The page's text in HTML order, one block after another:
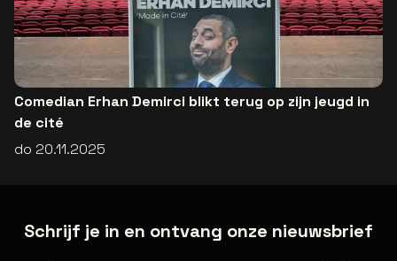
Comedian Erhan Demirci blikt terug op zijn jeugd in
de cité
do 20.11.2025
Schrijf je in en ontvang onze nieuwsbrief